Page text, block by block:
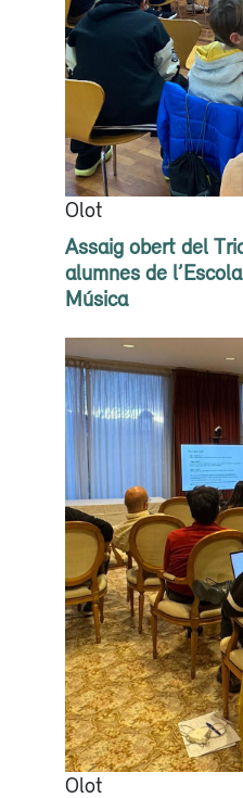
Olot
Assaig obert del
alumnes de
Música
Olot